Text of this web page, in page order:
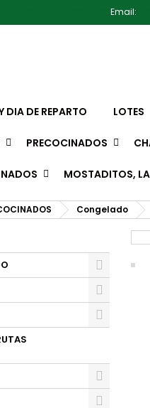
Email:
DIA DE REPARTO LOTES
PRECOCINADOS
MOSTADITOS,
Congelado